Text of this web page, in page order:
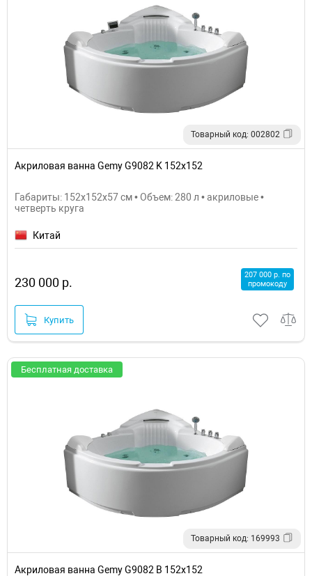
Товарный код: 002802
Акриловая ванна Gemy G9082 K 152х152
Габариты: 152x152x57 см • Объем: 280 л • акриловые •
четверть круга
Китай
230 000 р.
207 000 р. по
промокоду
Купить
Бесплатная доставка
Товарный код: 169993
Акриловая ванна Gemy G9082 B 152х152